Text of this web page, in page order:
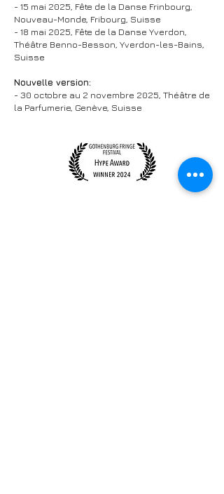
- 15 mai 2025, Fête de la Danse Frinbourg,
Nouveau-Monde, Fribourg, Suisse
- 18 mai 2025, Fête de la Danse Yverdon,
Théâtre Benno-Besson, Yverdon-les-Bains,
Suisse
Nouvelle version:
- 30 octobre au 2 novembre 2025, Théâtre de
la Parfumerie, Genève, Suisse